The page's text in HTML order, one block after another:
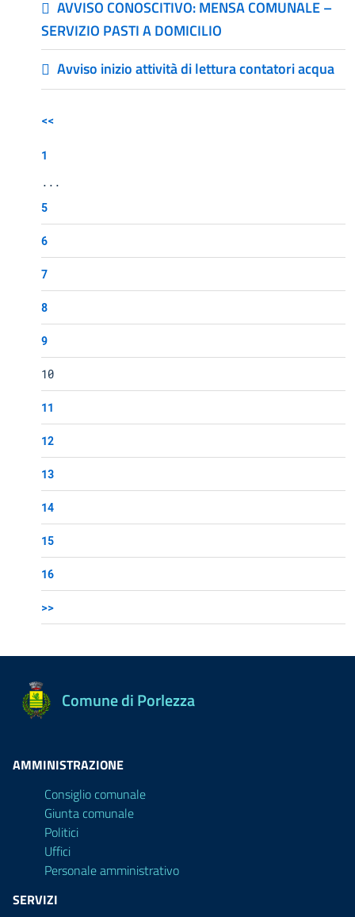
AVVISO CONOSCITIVO: MENSA COMUNALE –
SERVIZIO PASTI A DOMICILIO
Avviso inizio attività di lettura contatori acqua
<<
1
...
5
6
7
8
9
10
11
12
13
14
15
16
>>
Comune di Porlezza
AMMINISTRAZIONE
Consiglio comunale
Giunta comunale
Politici
Uffici
Personale amministrativo
SERVIZI